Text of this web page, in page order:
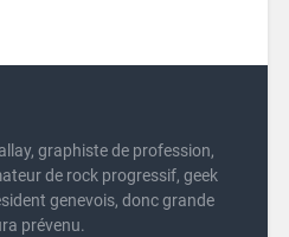
graphiste de profession,
de rock progressif, geek
genevois, donc grande
prévenu.